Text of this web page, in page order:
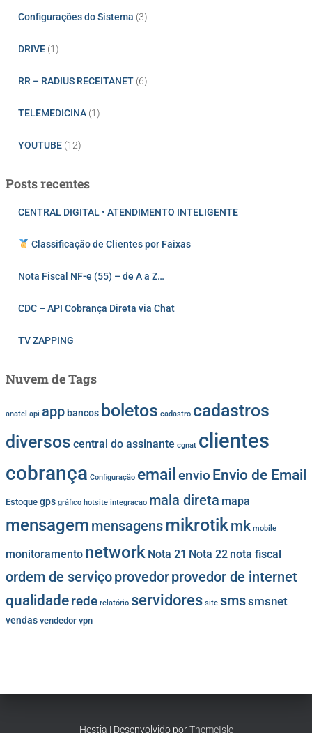
Configurações do Sistema (3)
DRIVE (1)
RR – RADIUS RECEITANET (6)
TELEMEDICINA (1)
YOUTUBE (12)
Posts recentes
CENTRAL DIGITAL • ATENDIMENTO INTELIGENTE
Classificação de Clientes por Faixas
Nota Fiscal NF-e (55) – de A a Z…
CDC – API Cobrança Direta via Chat
TV ZAPPING
Nuvem de Tags
anatel api app bancos boletos cadastro cadastros
diversos central do assinante cgnat clientes
cobrança Configuração email envio Envio de Email
Estoque gps gráfico hotsite integracao mala direta mapa
mensagem mensagensmikrotikmk mobile
monitoramento network Nota 21 Nota 22 nota fiscal
ordem de serviçoprovedorprovedor de internet
qualidaderede relatório servidores site smssmsnet
vendas vendedor vpn
Hestia | Desenvolvido porThemeIsle